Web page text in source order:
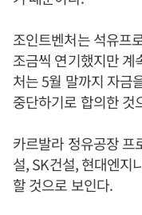
조인트벤처는 석유프
조금씩 연기했지만 계
처는 5월 말까지 자금
중단하기로 합의한 것
카르발라 정유공장 프
설, SK건설, 현대엔지
할 것으로 보인다.